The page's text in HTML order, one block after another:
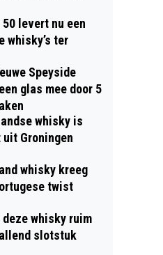
levert nu een
whisky’s ter
Speyside
glas mee door 5
whisky is
Groningen
whisky kreeg
twist
whisky ruim
slotstuk